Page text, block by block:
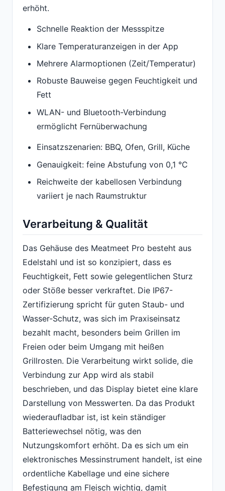
erhöht.
Schnelle Reaktion der Messspitze
Klare Temperaturanzeigen in der App
Mehrere Alarmoptionen (Zeit/Temperatur)
Robuste Bauweise gegen Feuchtigkeit und
Fett
WLAN- und Bluetooth-Verbindung
ermöglicht Fernüberwachung
Einsatzszenarien: BBQ, Ofen, Grill, Küche
Genauigkeit: feine Abstufung von 0,1 °C
Reichweite der kabellosen Verbindung
variiert je nach Raumstruktur
Verarbeitung & Qualität
Das Gehäuse des Meatmeet Pro besteht aus
Edelstahl und ist so konzipiert, dass es
Feuchtigkeit, Fett sowie gelegentlichen Sturz
oder Stöße besser verkraftet. Die IP67-
Zertifizierung spricht für guten Staub- und
Wasser-Schutz, was sich im Praxiseinsatz
bezahlt macht, besonders beim Grillen im
Freien oder beim Umgang mit heißen
Grillrosten. Die Verarbeitung wirkt solide, die
Verbindung zur App wird als stabil
beschrieben, und das Display bietet eine klare
Darstellung von Messwerten. Da das Produkt
wiederaufladbar ist, ist kein ständiger
Batteriewechsel nötig, was den
Nutzungskomfort erhöht. Da es sich um ein
elektronisches Messinstrument handelt, ist eine
ordentliche Kabellage und eine sichere
Befestigung am Fleisch wichtig, damit